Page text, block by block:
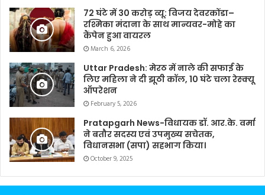
72 घंटे में 30 करोड़ व्यू: विजय देवरकोंडा–
रश्मिका मंदाना के साथ मान्यवर-मोहे का
कैंपेन हुआ वायरल
March 6, 2026
Uttar Pradesh: मेरठ में नाले की सफाई के
लिए महिला ने दी झूठी कॉल, 10 घंटे चला रेस्क्यू
ऑपरेशन
February 5, 2026
Pratapgarh News-विधायक डॉ. आर.के. वर्मा
ने बतौर सदस्य एवं उपमुख्य सचेतक,
विधानसभा (सपा) सहभाग किया।
October 9, 2025